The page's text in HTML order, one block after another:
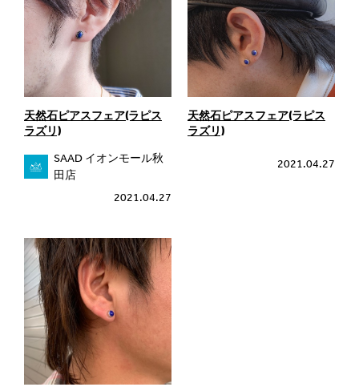
天然石ピアスフェア(ラピス
ラズリ)
SAAD イオンモール秋
田店
2021.04.27
天然石ピアスフェア(ラピス
ラズリ)
2021.04.27